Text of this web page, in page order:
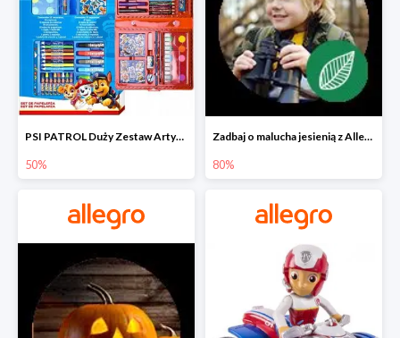
PSI PATROL Duży Zestaw Artystyczny 52 elementy na piąty komplet -50%
50%
Zadbaj o malucha jesienią z Allegro do -80%
80%